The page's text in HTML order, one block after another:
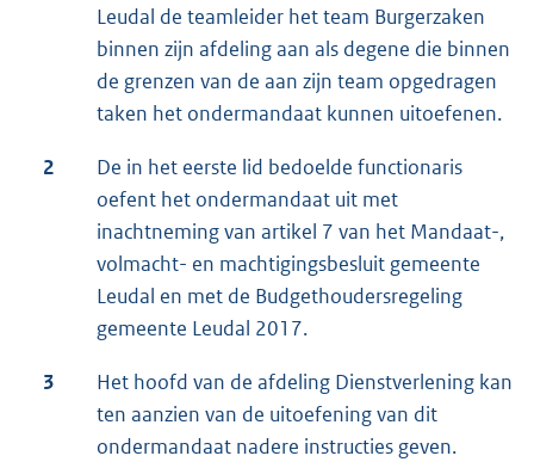
Leudal de teamleider het team Burgerzaken
binnen zijn afdeling aan als degene die binnen
de grenzen van de aan zijn team opgedragen
taken het ondermandaat kunnen uitoefenen.
2
De in het eerste lid bedoelde functionaris
oefent het ondermandaat uit met
inachtneming van artikel 7 van het Mandaat-,
volmacht- en machtigingsbesluit gemeente
Leudal en met de Budgethoudersregeling
gemeente Leudal 2017.
3
Het hoofd van de afdeling Dienstverlening kan
ten aanzien van de uitoefening van dit
ondermandaat nadere instructies geven.